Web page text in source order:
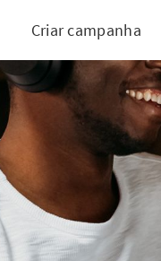
Criar campanha